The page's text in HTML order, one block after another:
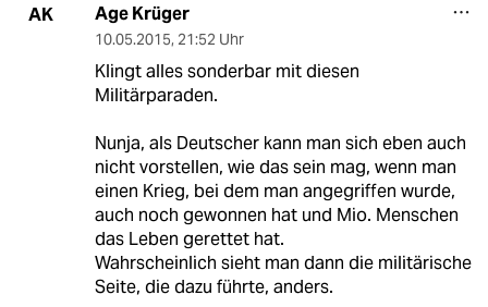
AK Age Krüger
10.05.2015, 21:52 Uhr
Klingt alles sonderbar mit diesen
Militärparaden.
Nunja, als Deutscher kann man sich eben auch
nicht vorstellen, wie das sein mag, wenn man
einen Krieg, bei dem man angegriffen wurde,
auch noch gewonnen hat und Mio. Menschen
das Leben gerettet hat.
Wahrscheinlich sieht man dann die militärische
Seite, die dazu führte, anders.